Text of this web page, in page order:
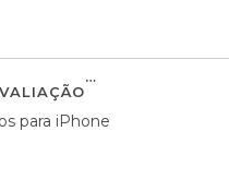
para iPhone